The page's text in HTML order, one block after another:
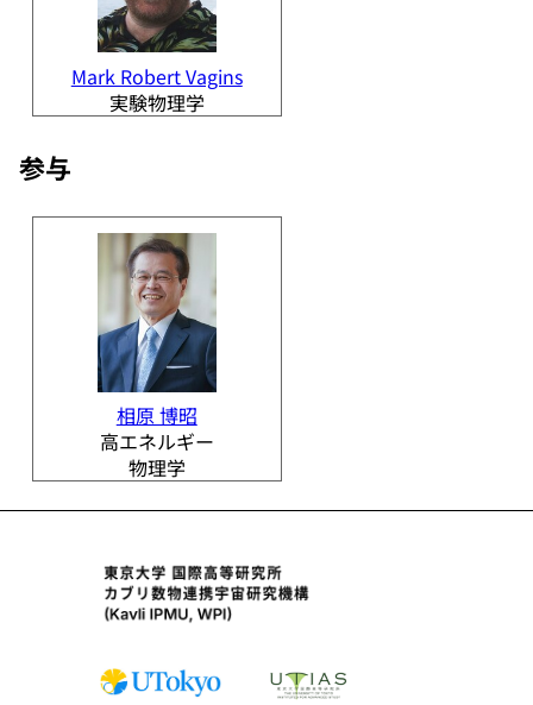
Mark Robert Vagins
実験物理学
参与
相原 博昭
高エネルギー
物理学